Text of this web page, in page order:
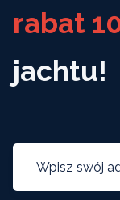
rabat
jachtu!